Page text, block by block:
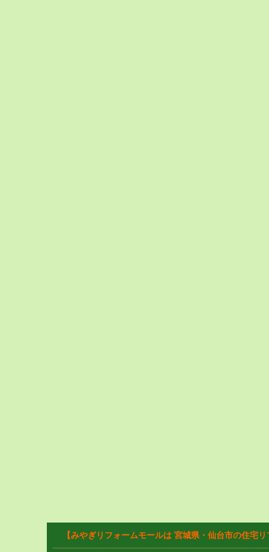
【みやぎリフォームモールは 宮城県・仙台市の住宅